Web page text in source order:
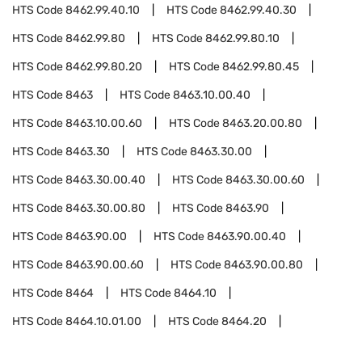
HTS Code8462.99.40.10 HTS Code8462.99.40.30
HTS Code8462.99.80 HTS Code8462.99.80.10
HTS Code8462.99.80.20 HTS Code8462.99.80.45
HTS Code8463 HTS Code8463.10.00.40
HTS Code8463.10.00.60 HTS Code8463.20.00.80
HTS Code8463.30 HTS Code8463.30.00
HTS Code8463.30.00.40 HTS Code8463.30.00.60
HTS Code8463.30.00.80 HTS Code8463.90
HTS Code8463.90.00 HTS Code8463.90.00.40
HTS Code8463.90.00.60 HTS Code8463.90.00.80
HTS Code8464 HTS Code8464.10
HTS Code8464.10.01.00 HTS Code8464.20